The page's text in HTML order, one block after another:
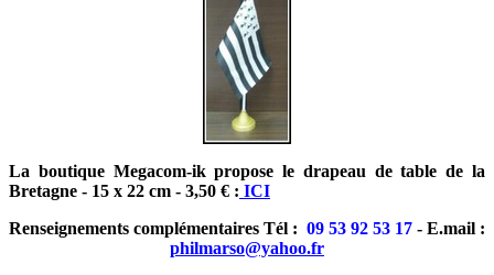
La boutique Megacom-ik propose le drapeau de table de la
Bretagne - 15 x 22 cm - 3,50 € : ICI
Renseignements complémentaires Tél : 09 53 92 53 17 - E.mail :
philmarso@yahoo.fr